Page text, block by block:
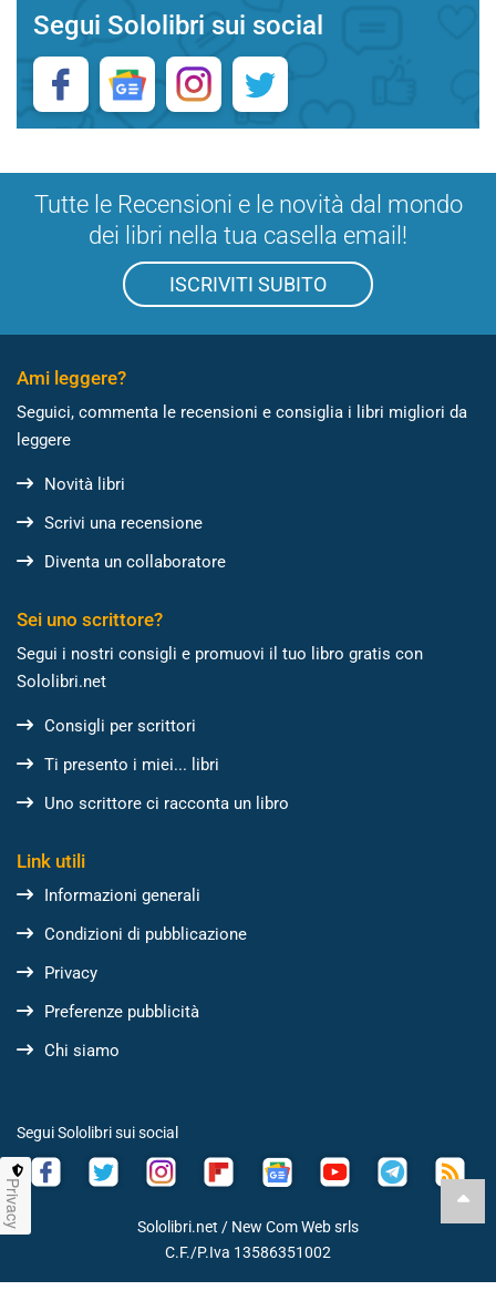
Segui Sololibri sui social
Tutte le Recensioni e le novità dal mondo
dei libri nella tua casella email!
ISCRIVITI SUBITO
Ami leggere?
Seguici, commenta le recensioni e consiglia i libri migliori da
leggere
Novità libri
Scrivi una recensione
Diventa un collaboratore
Sei uno scrittore?
Segui i nostri consigli e promuovi il tuo libro gratis con
Sololibri.net
Consigli per scrittori
Ti presento i miei... libri
Uno scrittore ci racconta un libro
Link utili
Informazioni generali
Condizioni di pubblicazione
Privacy
Preferenze pubblicità
Chi siamo
Segui Sololibri sui social
Sololibri.net / New Com Web srls
C.F./P.Iva 13586351002
Privacy